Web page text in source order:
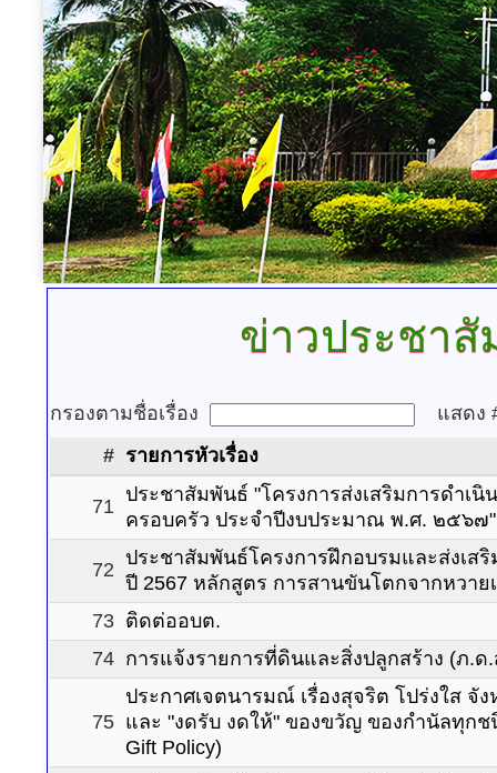
ข่าวประชาสั
กรองตามชื่อเรื่อง
แสดง
# รายการหัวเรื่อง
71
ประชาสัมพันธ์ "โครงการส่งเสริมการดำเ
ครอบครัว ประจำปีงบประมาณ พ.ศ. ๒๕๖๗"
72
ประชาสัมพันธ์โครงการฝึกอบรมและส่งเส
ปี 2567 หลักสูตร การสานขันโตกจากหวาย
73 ติดต่ออบต.
74 การแจ้งรายการที่ดินและสิ่งปลูกสร้าง (ภ.ด
75
ประกาศเจตนารมณ์ เรื่องสุจริต โปร่งใส จั
และ "งดรับ งดให้" ของขวัญ ของกำนัลทุก
Gift Policy)